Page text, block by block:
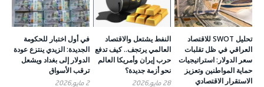
تحليل SWOT للاقتصاد
العراقي في ظل تقلبات
سعر الدولار: استراتيجيات
حماية المواطنين وتعزيز
الاستقرار الاقتصادي
النفط يشتعل والاقتصاد
العالمي يرتجف.. كيف تدفع
حرب إيران وأمريكا العالم
نحو أزمة جديدة؟
28 مايو,2026
في أول اختبار للحكومة
الجديدة: الزيدي ينتزع عودة
الدولار إلى بغداد ويشعل
ترقب الأسواق
2 مايو,2026